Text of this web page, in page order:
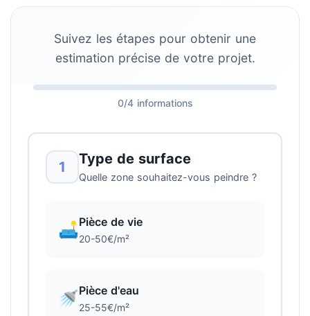
Suivez les étapes pour obtenir une
estimation précise de votre projet.
0/4 informations
1 Type de surface
Quelle zone souhaitez-vous peindre ?
🛋️Pièce de vie
20-50€/m²
🚿Pièce d'eau
25-55€/m²